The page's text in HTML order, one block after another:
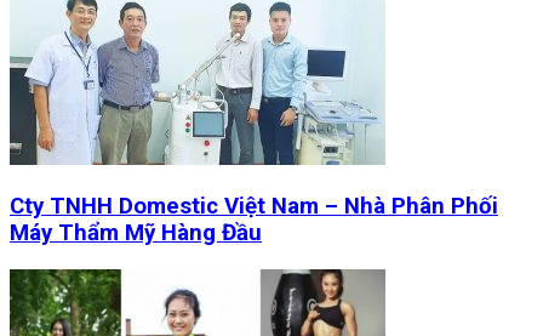
Cty TNHH Domestic Việt Nam – Nhà Phân Phối
Máy Thẩm Mỹ Hàng Đầu